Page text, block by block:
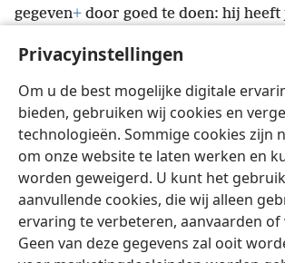
Privacyinstellingen
Om u de best mogelijke digitale
bieden, gebruiken wij cookies en
technologieën. Sommige cookies zijn
om onze website te laten werken en
worden geweigerd. U kunt het
aanvullende cookies, die wij alleen
ervaring te verbeteren, aanvaarden of
Geen van deze gegevens zal ooit
gegeven+ door goed te doen: hij
heeft jullie voedsel in overvloed
vol vrolijkheid.’ +
Nederlands
Copyright © 2026 Watch Tower Bible and Tract
Gebruiksvoorwaarden Privacybeleid
JW.ORG
Inloggen